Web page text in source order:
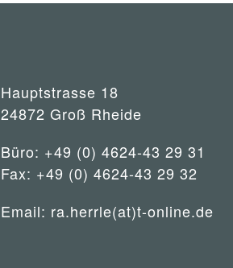
Hauptstrasse 18
24872 Groß Rheide
Büro: +49 (0) 4624-43 29 31
Fax: +49 (0) 4624-43 29 32
Email: ra.herrle(at)t-online.de